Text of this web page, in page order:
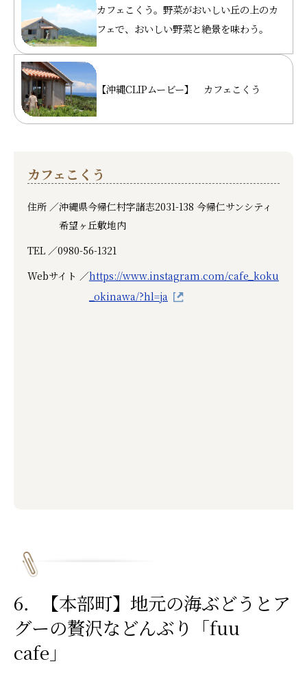
カフェこくう。野菜がおいしい丘の上のカ
フェで、おいしい野菜と絶景を味わう。
【沖縄CLIPムービー】 カフェこくう
カフェこくう
住所 ／沖縄県今帰仁村字諸志2031-138 今帰仁サンシティ
希望ヶ丘敷地内
TEL ／0980-56-1321
Webサイト ／https://www.instagram.com/cafe_koku
_okinawa/?hl=ja
6．【本部町】地元の海ぶどうとア
グーの贅沢などんぶり「fuu
cafe」